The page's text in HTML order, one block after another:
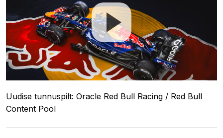
Uudise tunnuspilt: Oracle Red Bull Racing / Red Bull
Content Pool